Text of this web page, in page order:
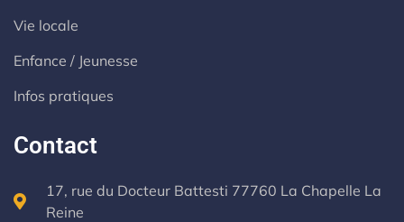
Vie locale
Enfance / Jeunesse
Infos pratiques
Contact
17, rue du Docteur Battesti 77760 La Chapelle La
Reine